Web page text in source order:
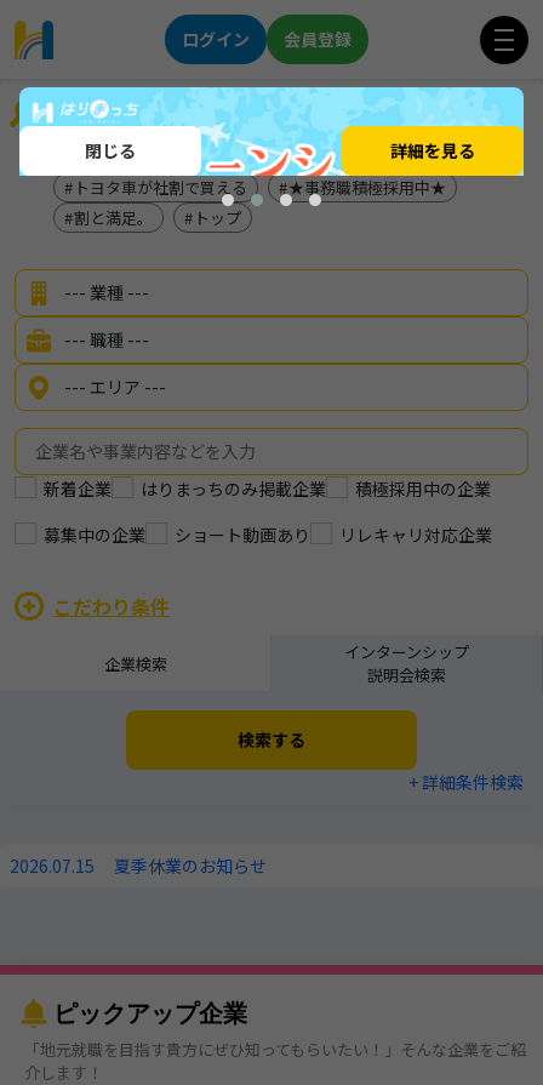
ログイン 会員登録
企業を探す
製造と営業の二刀流に！
メーカー
トヨタ車が社割で買える
★事務職積極採用中★
割と満足。
トップ
新着企業 はりまっちのみ掲載企業
積極採用中の企業
募集中の企業
ショート動画あり リレキャリ対応企業
こだわり条件
企業検索
インターンシップ
説明会検索
検索する
+ 詳細条件検索
2026.07.15 夏季休業のお知らせ
ピックアップ企業
「地元就職を目指す貴方にぜひ知ってもらいたい！」そんな企業をご紹
介します！
閉じる 詳細を見る